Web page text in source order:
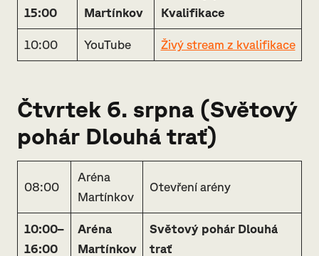
15:00
Martínkov
Kvalifikace
10:00 YouTube Živý stream z kvalifikace
Čtvrtek 6. srpna (Světový
pohár Dlouhá trať)
08:00
Aréna
Martínkov
Otevření arény
10:00–
16:00
Aréna
Martínkov
Světový pohár Dlouhá
trať